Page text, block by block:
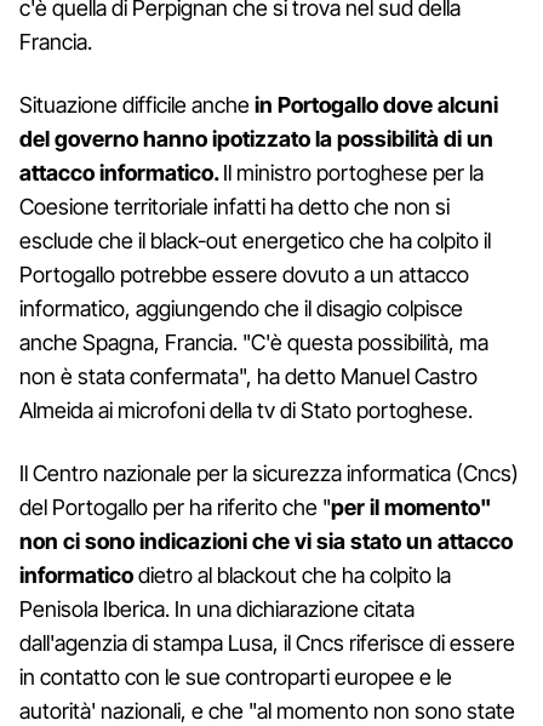
c'è quella di Perpignan che si trova nel sud della
Francia.
Situazione difficile anchein Portogallo dove alcuni
del governo hanno ipotizzato la possibilità di un
attacco informatico.Il ministro portoghese per la
Coesione territoriale infatti ha detto che non si
esclude che il black-out energetico che ha colpito il
Portogallo potrebbe essere dovuto a un attacco
informatico, aggiungendo che il disagio colpisce
anche Spagna, Francia. "C'è questa possibilità, ma
non è stata confermata", ha detto Manuel Castro
Almeida ai microfoni della tv di Stato portoghese.
Il Centro nazionale per la sicurezza informatica (Cncs)
del Portogallo per ha riferito che "per il momento"
non ci sono indicazioni che vi sia stato un attacco
informaticodietro al blackout che ha colpito la
Penisola Iberica. In una dichiarazione citata
dall'agenzia di stampa Lusa, il Cncs riferisce di essere
in contatto con le sue controparti europee e le
autorità' nazionali, e che "al momento non sono state